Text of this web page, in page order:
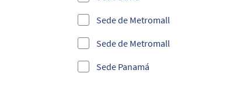
Sede de Metromall
Sede de Metromall
Sede Panamá